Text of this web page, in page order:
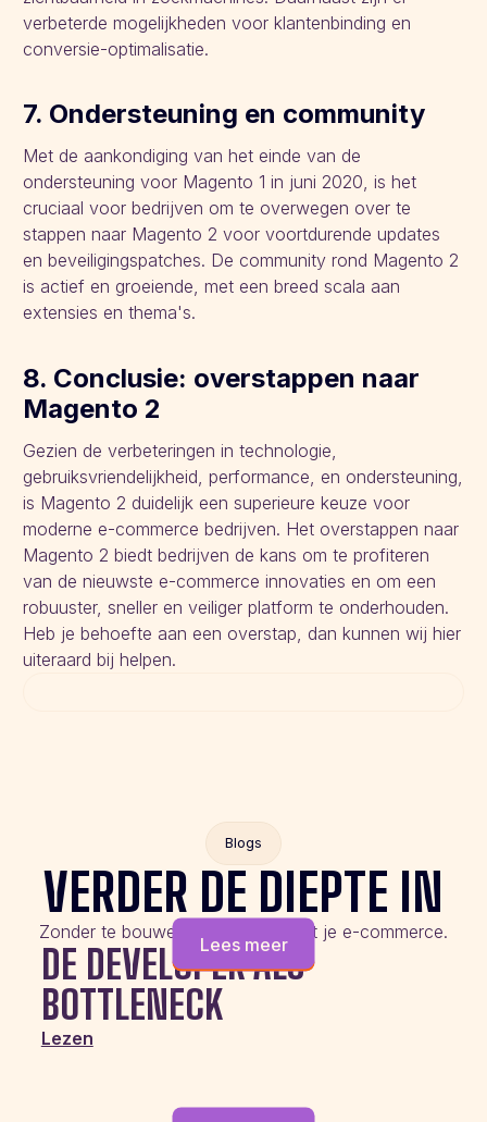
verbeterde mogelijkheden voor klantenbinding en
conversie-optimalisatie.
7. Ondersteuning en community
Met de aankondiging van het einde van de
ondersteuning voor Magento 1 in juni 2020, is het
cruciaal voor bedrijven om te overwegen over te
stappen naar Magento 2 voor voortdurende updates
en beveiligingspatches. De community rond Magento 2
is actief en groeiende, met een breed scala aan
extensies en thema's.
8. Conclusie: overstappen naar
Magento 2
Gezien de verbeteringen in technologie,
gebruiksvriendelijkheid, performance, en ondersteuning,
is Magento 2 duidelijk een superieure keuze voor
moderne e-commerce bedrijven. Het overstappen naar
Magento 2 biedt bedrijven de kans om te profiteren
van de nieuwste e-commerce innovaties en om een
robuuster, sneller en veiliger platform te onderhouden.
Heb je behoefte aan een overstap, dan kunnen wij hier
uiteraard bij helpen.
Blogs
VERDER DE DIEPTE IN
Zonder te bouwen aan de slag met je e-commerce.
Lees meer
DE DEVELOPER ALS
BOTTLENECK
Lezen